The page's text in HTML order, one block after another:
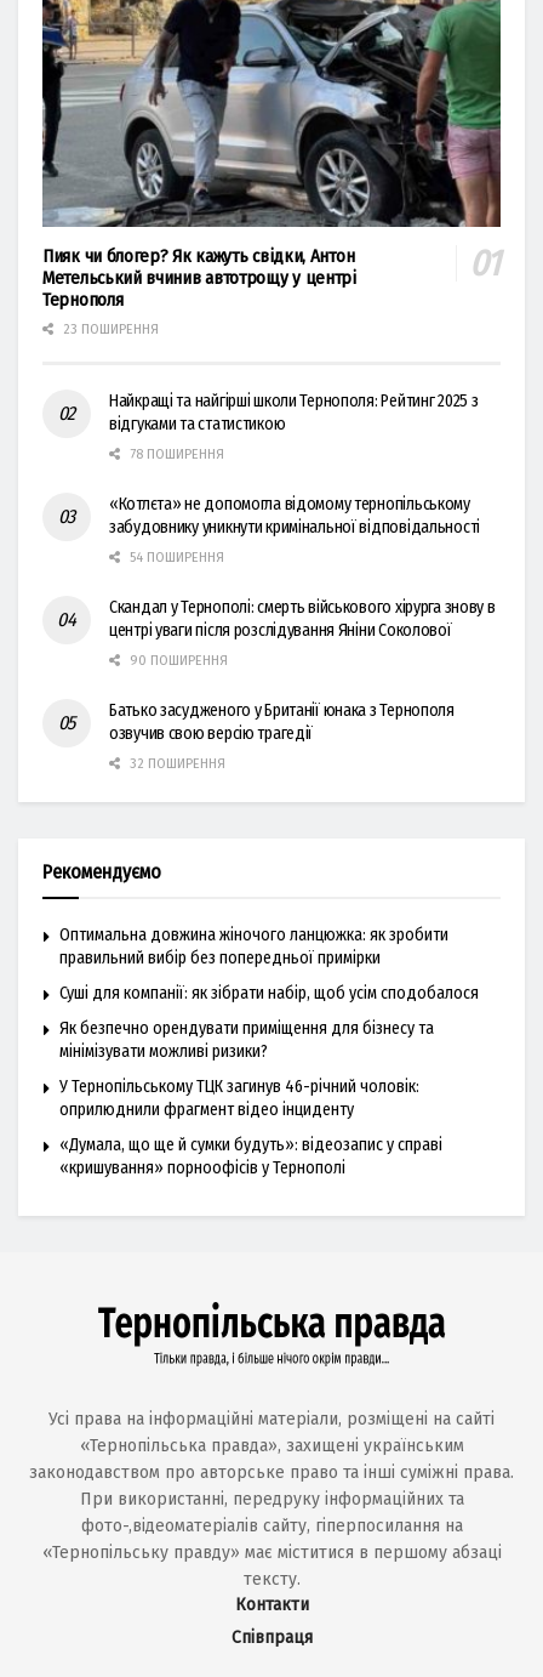
Пияк чи блогер? Як кажуть свідки, Антон
Метельський вчинив автотрощу у центрі
Тернополя
23 ПОШИРЕННЯ
Найкращі та найгірші школи Тернополя: Рейтинг 2025 з
відгуками та статистикою
78 ПОШИРЕННЯ
«Котлєта» не допомогла відомому тернопільському
забудовнику уникнути кримінальної відповідальності
54 ПОШИРЕННЯ
Скандал у Тернополі: смерть військового хірурга знову в
центрі уваги після розслідування Яніни Соколової
90 ПОШИРЕННЯ
Батько засудженого у Британії юнака з Тернополя
озвучив свою версію трагедії
32 ПОШИРЕННЯ
Рекомендуємо
Оптимальна довжина жіночого ланцюжка: як зробити
правильний вибір без попередньої примірки
Суші для компанії: як зібрати набір, щоб усім сподобалося
Як безпечно орендувати приміщення для бізнесу та
мінімізувати можливі ризики?
У Тернопільському ТЦК загинув 46-річний чоловік:
оприлюднили фрагмент відео інциденту
«Думала, що ще й сумки будуть»: відеозапис у справі
«кришування» порноофісів у Тернополі
Усі права на інформаційні матеріали, розміщені на сайті
«Тернопільська правда», захищені українським
законодавством про авторське право та інші суміжні права.
При використанні, передруку інформаційних та
фото-,відеоматеріалів сайту, гіперпосилання на
«Тернопільську правду» має міститися в першому абзаці
тексту.
Контакти
Співпраця